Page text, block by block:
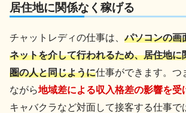
居住地に関係なく稼げる
チャットレディの仕事は、パソコンの画
ネットを介して行われるため、居住地に
圏の人と同じように仕事ができます。つ
ながら地域差による収入格差の影響を受
キャバクラなど対面して接客する仕事で